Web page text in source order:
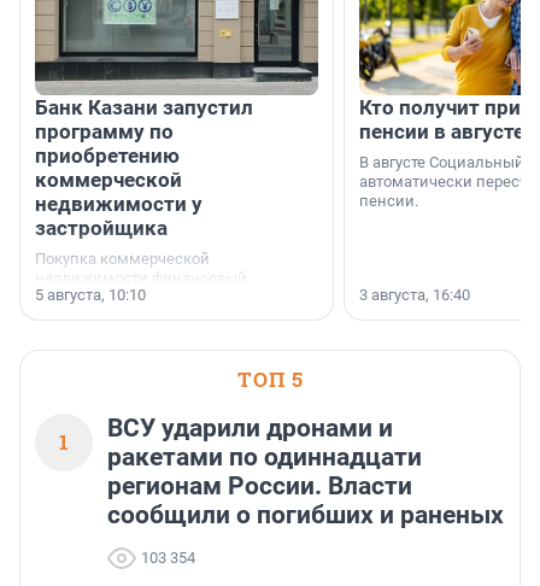
Банк Казани запустил
программу по
приобретению
коммерческой
недвижимости у
застройщика
Покупка коммерческой
недвижимости финансовый
инструмент, доступный для многих
предпринимателей. Будь то новый
или готовый арендный бизнес —
успех сделки зависит от правильного
5 августа, 10:10
Кто получит
пенсии в августе
В августе Социальный
автоматически
пенсии.
3 августа, 16:40
ТОП 5
1
ВСУ ударили дронами и
ракетами по одиннадцати
регионам России. Власти
сообщили о погибших и раненых
103 354